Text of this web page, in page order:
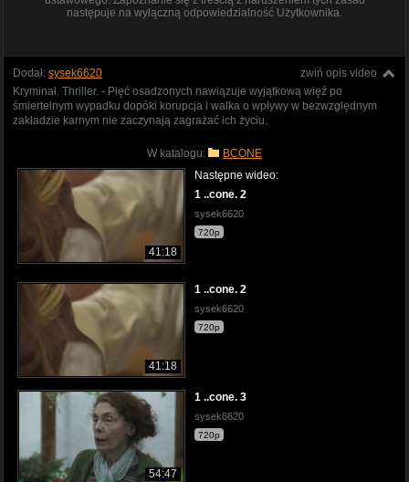
następuje na wyłączną odpowiedzialność Użytkownika.
zwiń opis video
Dodał: sysek6620
Kryminał. Thriller. - Pięć osadzonych nawiązuje wyjątkową więź po
śmiertelnym wypadku dopóki korupcja i walka o wpływy w bezwzględnym
zakładzie karnym nie zaczynają zagrażać ich życiu.
W katalogu: BCONE
41:18
Następne wideo:
1 ..cone. 2
sysek6620
720p
41:18
1 ..cone. 2
sysek6620
720p
54:47
1 ..cone. 3
sysek6620
720p